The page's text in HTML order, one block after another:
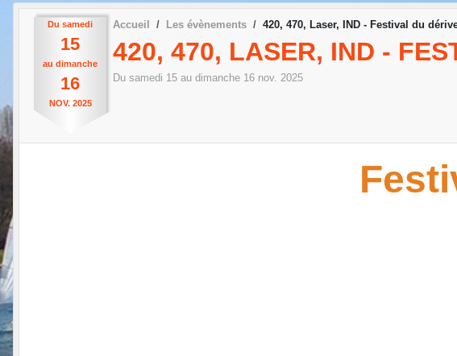
Du samedi
15
au dimanche
16
NOV. 2025
Accueil Les évènements 420, 470, Laser, IND - Festival du
420, 470, LASER, IND -
Du samedi 15 au dimanche 16 nov. 2025